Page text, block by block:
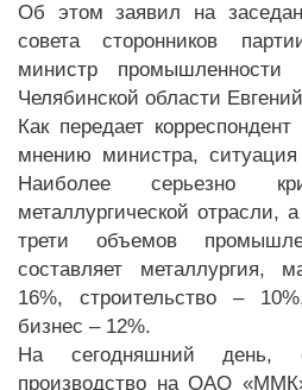
Об этом заявил на
совета сторонников
министр промышленности
Челябинской области
Как передает
мнению министра, ситуация
Наиболее серьезно
металлургической
трети объемов
составляет металлургия,
16%, строительство –
бизнес – 12%.
На сегодняшний день,
производство на ОАО